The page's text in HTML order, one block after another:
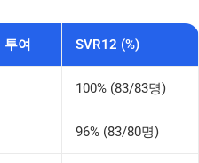
투여 SVR12 (%)
100% (83/83명)
96% (83/80명)